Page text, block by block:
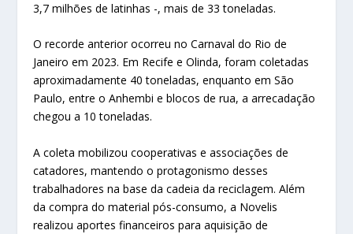
3,7 milhões de latinhas -, mais de 33 toneladas.
O recorde anterior ocorreu no Carnaval do Rio de
Janeiro em 2023. Em Recife e Olinda, foram coletadas
aproximadamente 40 toneladas, enquanto em São
Paulo, entre o Anhembi e blocos de rua, a arrecadação
chegou a 10 toneladas.
A coleta mobilizou cooperativas e associações de
catadores, mantendo o protagonismo desses
trabalhadores na base da cadeia da reciclagem. Além
da compra do material pós-consumo, a Novelis
realizou aportes financeiros para aquisição de